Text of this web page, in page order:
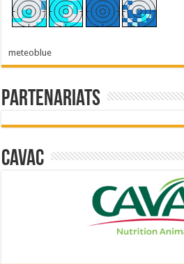
meteoblue
Partenariats
Cavac